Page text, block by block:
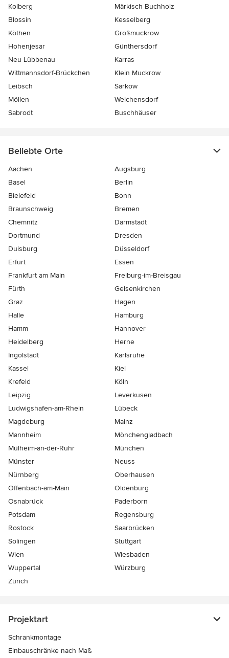
Kolberg
Märkisch Buchholz
Blossin
Kesselberg
Köthen
Großmuckrow
Hohenjesar
Günthersdorf
Neu Lübbenau
Karras
Wittmannsdorf-Brückchen
Klein Muckrow
Leibsch
Sarkow
Möllen
Weichensdorf
Sabrodt
Buschhäuser
Beliebte Orte
Aachen
Augsburg
Basel
Berlin
Bielefeld
Bonn
Braunschweig
Bremen
Chemnitz
Darmstadt
Dortmund
Dresden
Duisburg
Düsseldorf
Erfurt
Essen
Frankfurt am Main
Freiburg-im-Breisgau
Fürth
Gelsenkirchen
Graz
Hagen
Halle
Hamburg
Hamm
Hannover
Heidelberg
Herne
Ingolstadt
Karlsruhe
Kassel
Kiel
Krefeld
Köln
Leipzig
Leverkusen
Ludwigshafen-am-Rhein
Lübeck
Magdeburg
Mainz
Mannheim
Mönchen­gladbach
Mülheim-an-der-Ruhr
München
Münster
Neuss
Nürnberg
Oberhausen
Offenbach-am-Main
Oldenburg
Osnabrück
Paderborn
Potsdam
Regensburg
Rostock
Saarbrücken
Solingen
Stuttgart
Wien
Wiesbaden
Wuppertal
Würzburg
Zürich
Projektart
Schrankmontage
Einbauschränke nach Maß